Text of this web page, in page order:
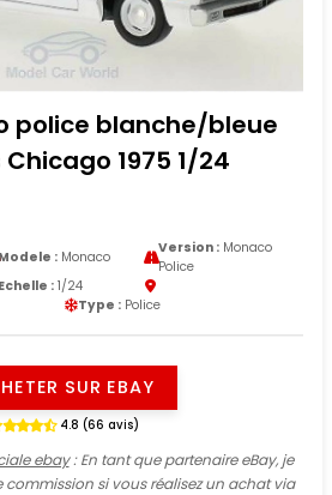
police blanche/bleue
1975 1/24
: Monaco
Version :Monaco
Police
Echelle : 1/24
Type : Police
SUR EBAY
4.8 (66 avis)
ebay: En tant que partenaire eBay, je
commission si vous réalisez un achat via